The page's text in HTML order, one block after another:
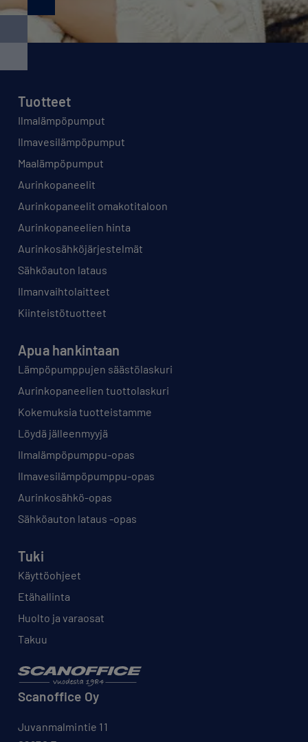
Tuotteet
Ilmalämpöpumput
Ilmavesilämpöpumput
Maalämpöpumput
Aurinkopaneelit
Aurinkopaneelit omakotitaloon
Aurinkopaneelien hinta
Aurinkosähköjärjestelmät
Sähköauton lataus
Ilmanvaihtolaitteet
Kiinteistötuotteet
Apua hankintaan
Lämpöpumppujen säästölaskuri
Aurinkopaneelien tuottolaskuri
Kokemuksia tuotteistamme
Löydä jälleenmyyjä
Ilmalämpöpumppu-opas
Ilmavesilämpöpumppu-opas
Aurinkosähkö-opas
Sähköauton lataus -opas
Tuki
Käyttöohjeet
Etähallinta
Huolto ja varaosat
Takuu
Scanoffice Oy
Juvanmalmintie 11